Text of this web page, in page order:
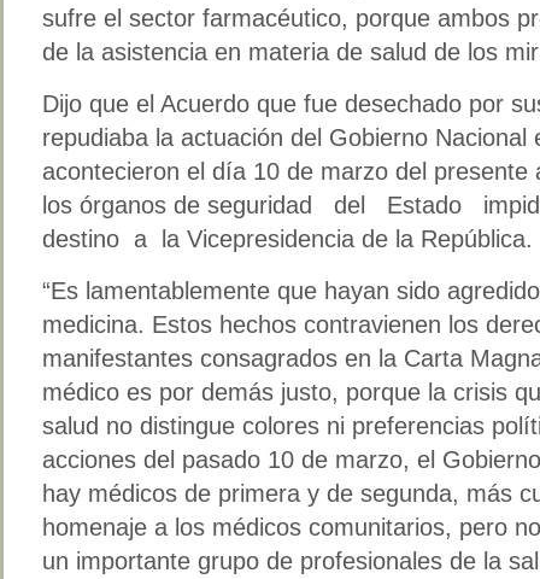
sufre el sector farmacéutico, porque ambos
de la asistencia en materia de salud de los
Dijo que el Acuerdo que fue desechado por
repudiaba la actuación del Gobierno Nacional
acontecieron el día 10 de marzo del
los órganos de seguridad del Estado
destino a la Vicepresidencia de la República.
“Es lamentablemente que hayan sido
medicina. Estos hechos contravienen los
manifestantes consagrados en la Carta
médico es por demás justo, porque la crisis
salud no distingue colores ni preferencias
acciones del pasado 10 de marzo, el
hay médicos de primera y de segunda, más
homenaje a los médicos comunitarios, pero
un importante grupo de profesionales de la